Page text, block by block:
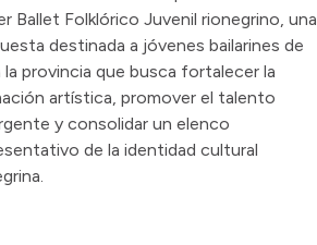
Ballet Folklórico Juvenil rionegrino, una
destinada a jóvenes bailarines de
la provincia que busca fortalecer la
artística, promover el talento
y consolidar un elenco
de la identidad cultural